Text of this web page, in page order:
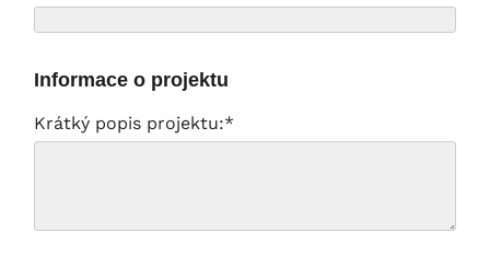
Informace o projektu
Krátký popis projektu:*